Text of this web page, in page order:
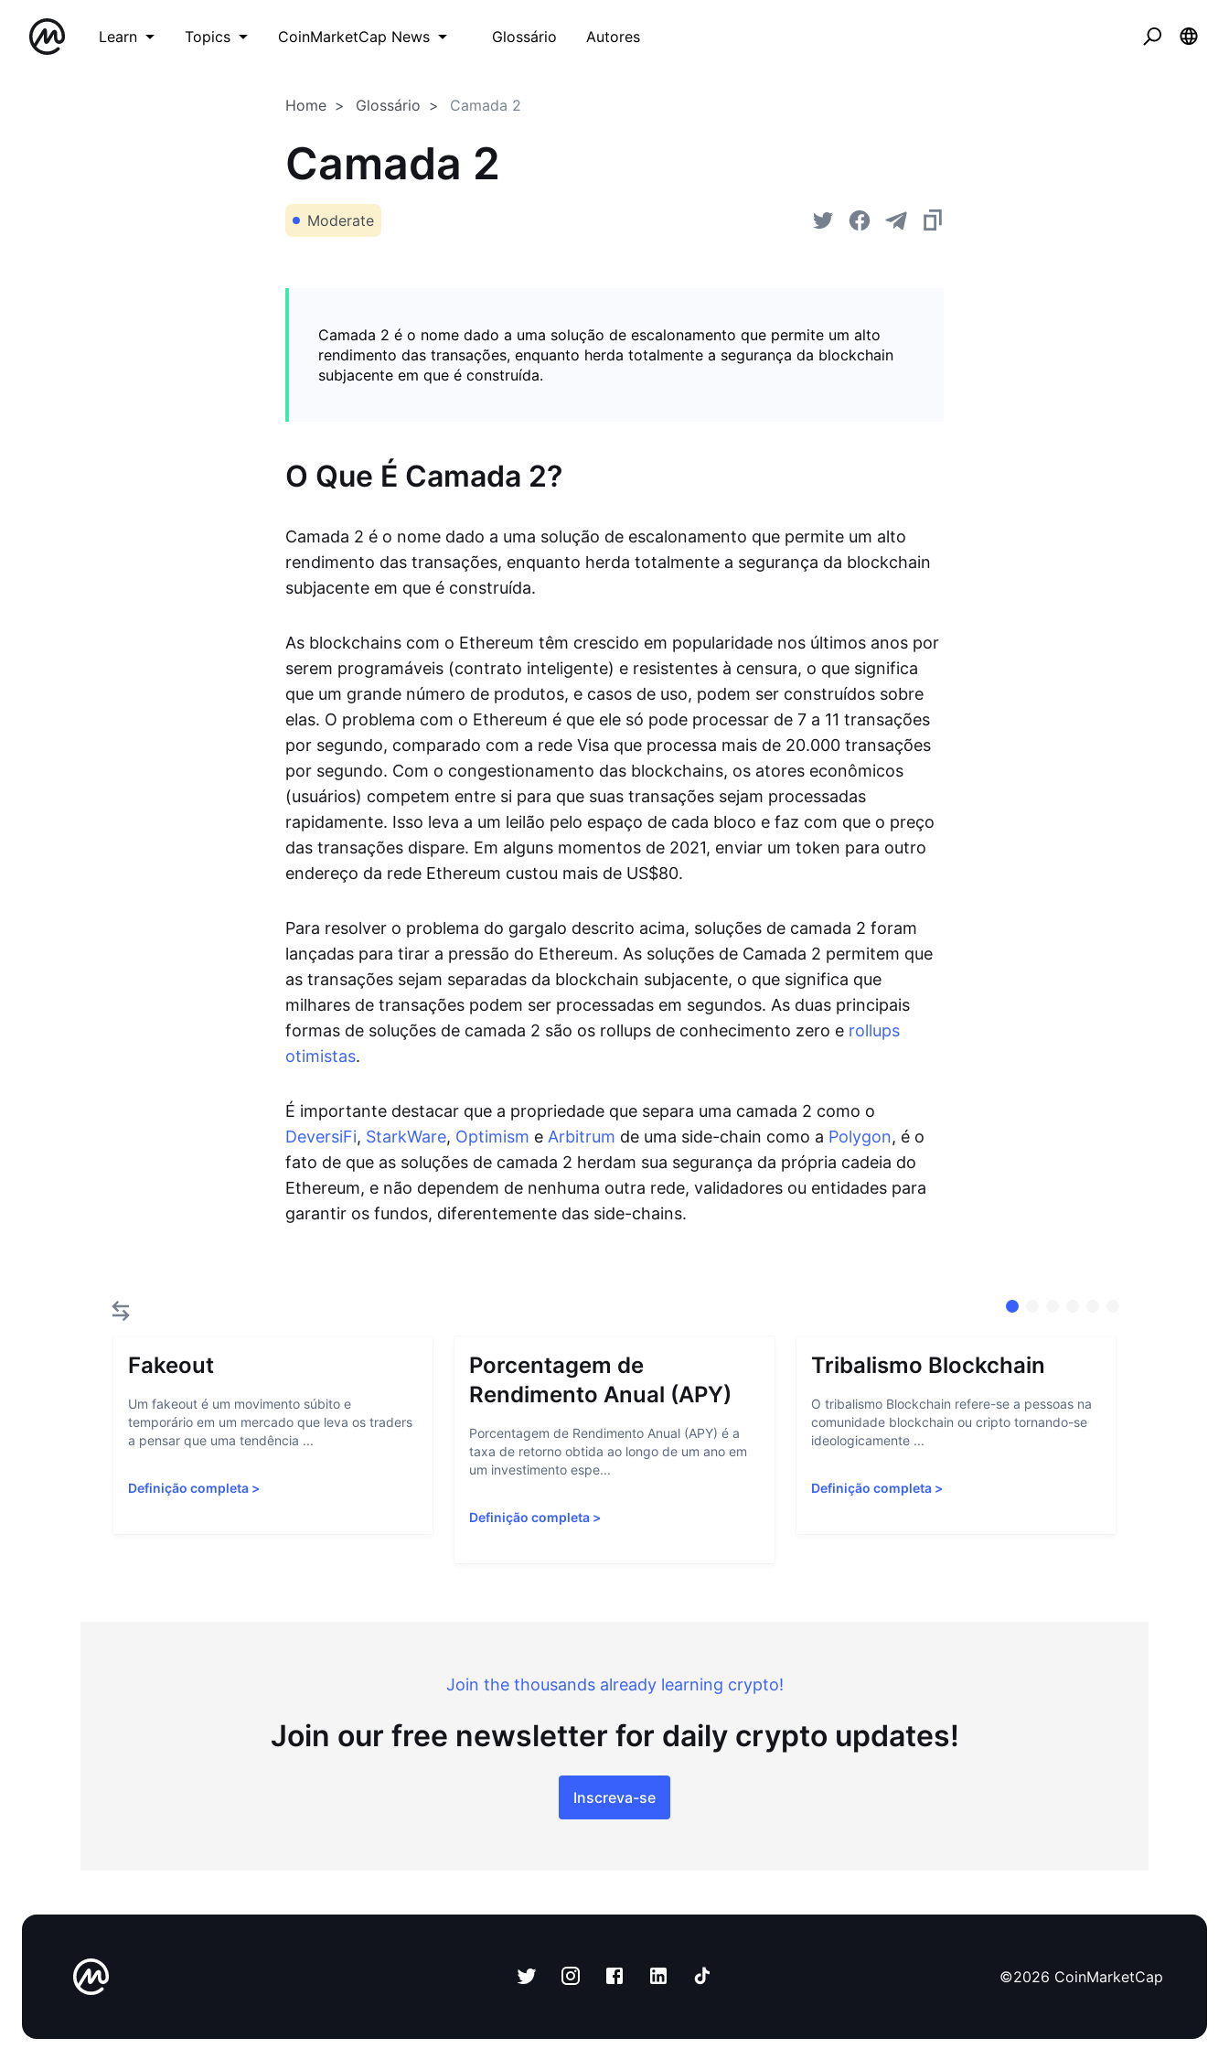
Learn Topics CoinMarketCap News Glossário Autores
Home Glossário Camada 2
Camada 2
Moderate
Camada 2 é o nome dado a uma solução de escalonamento que permite um alto
rendimento das transações, enquanto herda totalmente a segurança da blockchain
subjacente em que é construída.
O Que É Camada 2?
Camada 2 é o nome dado a uma solução de escalonamento que permite um alto
rendimento das transações, enquanto herda totalmente a segurança da blockchain
subjacente em que é construída.
As blockchains com o Ethereum têm crescido em popularidade nos últimos anos por
serem programáveis (contrato inteligente) e resistentes à censura, o que significa
que um grande número de produtos, e casos de uso, podem ser construídos sobre
elas. O problema com o Ethereum é que ele só pode processar de 7 a 11 transações
por segundo, comparado com a rede Visa que processa mais de 20.000 transações
por segundo. Com o congestionamento das blockchains, os atores econômicos
(usuários) competem entre si para que suas transações sejam processadas
rapidamente. Isso leva a um leilão pelo espaço de cada bloco e faz com que o preço
das transações dispare. Em alguns momentos de 2021, enviar um token para outro
endereço da rede Ethereum custou mais de US$80.
Para resolver o problema do gargalo descrito acima, soluções de camada 2 foram
lançadas para tirar a pressão do Ethereum. As soluções de Camada 2 permitem que
as transações sejam separadas da blockchain subjacente, o que significa que
milhares de transações podem ser processadas em segundos. As duas principais
formas de soluções de camada 2 são os rollups de conhecimento zero e rollups
otimistas.
É importante destacar que a propriedade que separa uma camada 2 como o
DeversiFi, StarkWare, Optimism e Arbitrum de uma side-chain como a Polygon, é o
fato de que as soluções de camada 2 herdam sua segurança da própria cadeia do
Ethereum, e não dependem de nenhuma outra rede, validadores ou entidades para
garantir os fundos, diferentemente das side-chains.
Fakeout
Um fakeout é um movimento súbito e
temporário em um mercado que leva os traders
a pensar que uma tendência ...
Definição completa >
Porcentagem de
Rendimento Anual (APY)
Porcentagem de Rendimento Anual (APY) é a
taxa de retorno obtida ao longo de um ano em
um investimento espe...
Definição completa >
Tribalismo Blockchain
O tribalismo Blockchain refere-se a pessoas na
comunidade blockchain ou cripto tornando-se
ideologicamente ...
Definição completa>
Join the thousands already learning crypto!
Join our free newsletter for daily crypto updates!
Inscreva-se
©2026 CoinMarketCap